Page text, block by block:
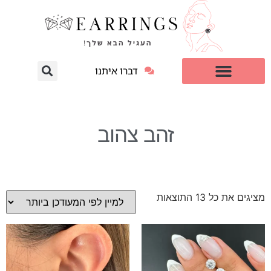
דברו איתנו
זהב צהוב
מציגים את כל ⁦13⁩ התוצאות